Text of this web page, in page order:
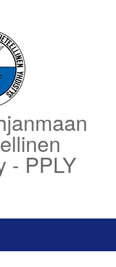
- PPLY